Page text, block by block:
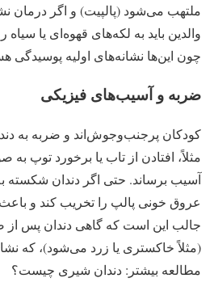
ملتهب می‌شود (پالپیت) و اگر درمان
والدین باید به لکه‌های قهوه‌ای یا سیاه
چون این‌ها نشانه‌های اولیه پوسیدگی
ضربه و آسیب‌های فیزیکی
کودکان پرجنب‌وجوش‌اند و ضربه به
مثلاً، افتادن از تاب یا برخورد توپ به
آسیب برساند. حتی اگر دندان شکسته
عروق خونی پالپ را تخریب کند و
جالب این است که گاهی دندان پس از
(مثلاً خاکستری یا زرد می‌شود)، که
مطالعه بیشتر: دندان شیری چیست؟